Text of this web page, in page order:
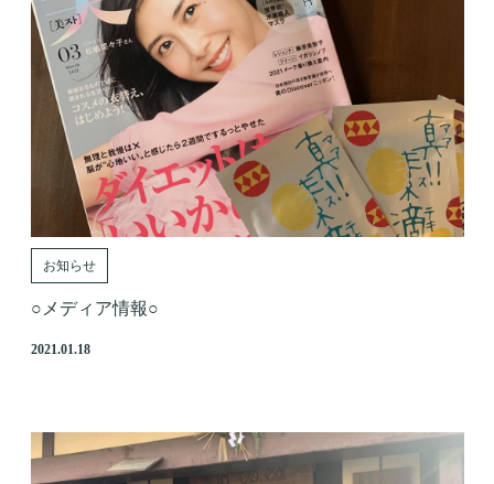
お知らせ
○メディア情報○
2021.01.18